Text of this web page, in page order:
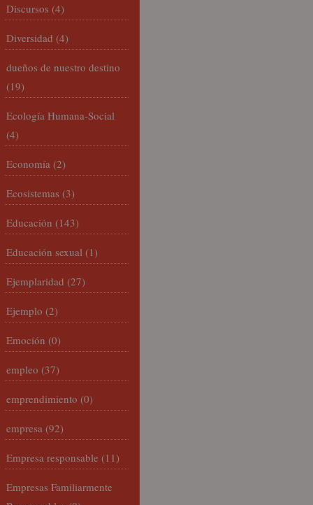
Discursos (4)
Diversidad (4)
dueños de nuestro destino
(19)
Ecología Humana-Social
(4)
Economía (2)
Ecosistemas (3)
Educación (143)
Educación sexual (1)
Ejemplaridad (27)
Ejemplo (2)
Emoción (0)
empleo (37)
emprendimiento (0)
empresa (92)
Empresa responsable (11)
Empresas Familiarmente